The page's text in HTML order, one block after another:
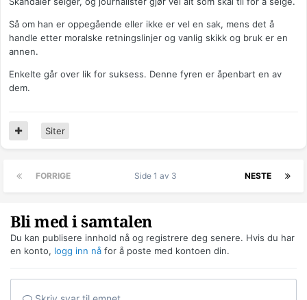
Så om han er oppegående eller ikke er vel en sak, mens det å
handle etter moralske retningslinjer og vanlig skikk og bruk er en
annen.
Enkelte går over lik for suksess. Denne fyren er åpenbart en av
dem.
Siter
FORRIGE NESTE
Side 1 av 3
Bli med i samtalen
Du kan publisere innhold nå og registrere deg senere. Hvis du har
en konto, logg inn nå for å poste med kontoen din.